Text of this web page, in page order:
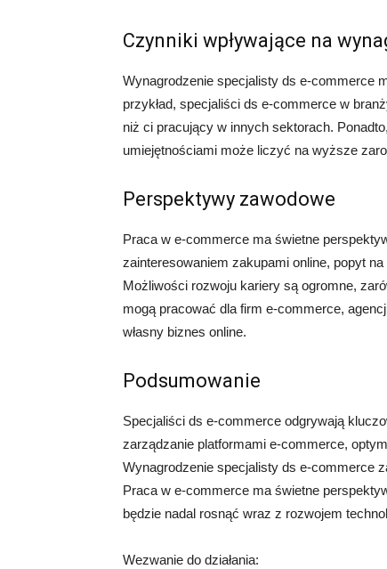
Czynniki wpływające na
Wynagrodzenie specjalisty ds e-commerce
przykład, specjaliści ds e-commerce w
niż ci pracujący w innych sektorach.
umiejętnościami może liczyć na wyższe
Perspektywy zawodowe
Praca w e-commerce ma świetne
zainteresowaniem zakupami online, popyt
Możliwości rozwoju kariery są ogromne,
mogą pracować dla firm e-commerce,
własny biznes online.
Podsumowanie
Specjaliści ds e-commerce odgrywają
zarządzanie platformami e-commerce,
Wynagrodzenie specjalisty ds e-commerce
Praca w e-commerce ma świetne
będzie nadal rosnąć wraz z rozwojem
Wezwanie do działania: